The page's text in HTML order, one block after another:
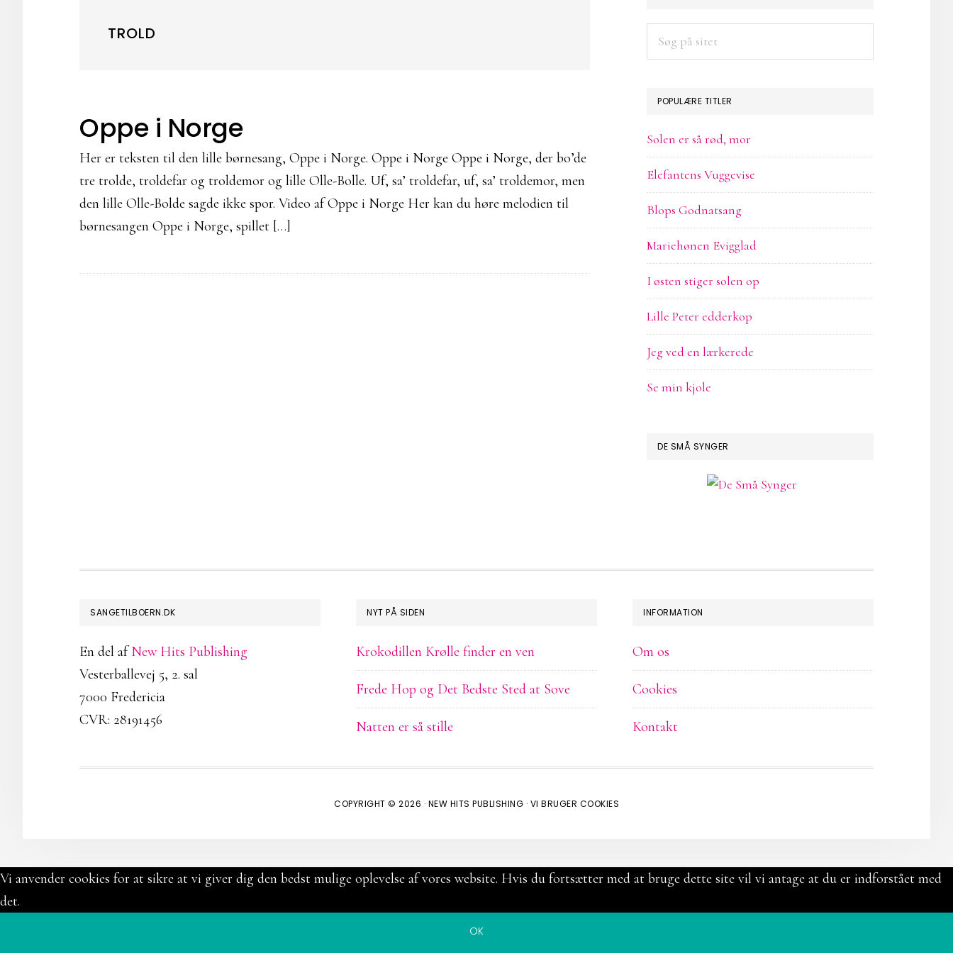
TROLD
Oppe i Norge
Her er teksten til den lille børnesang, Oppe i Norge. Oppe i Norge Oppe i Norge, der bo’de
tre trolde, troldefar og troldemor og lille Olle-Bolle. Uf, sa’ troldefar, uf, sa’ troldemor, men
den lille Olle-Bolde sagde ikke spor. Video af Oppe i Norge Her kan du høre melodien til
børnesangen Oppe i Norge, spillet […]
SIDEBAR
POPULÆRE TITLER
Solen er så rød, mor
Elefantens Vuggevise
Blops Godnatsang
Mariehønen Evigglad
I østen stiger solen op
Lille Peter edderkop
Jeg ved en lærkerede
Se min kjole
DE SMÅ SYNGER
FOOTER
SANGETILBOERN.DK
En del afNew Hits Publishing
Vesterballevej 5, 2. sal
7000 Fredericia
CVR: 28191456
NYT PÅ SIDEN
Krokodillen Krølle finder en ven
Frede Hop og Det Bedste Sted at Sove
Natten er så stille
INFORMATION
Om os
Cookies
Kontakt
COPYRIGHT © 2026 · NEW HITS PUBLISHING · VI BRUGER COOKIES
Vi anvender cookies for at sikre at vi giver dig den bedst mulige oplevelse af vores website. Hvis du fortsætter med at bruge dette site vil vi antage at du er indforstået med
det.
OK